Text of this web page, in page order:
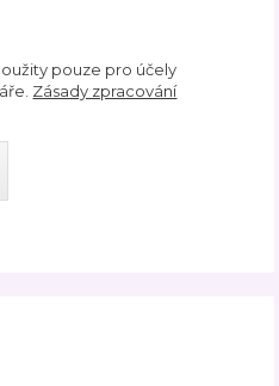
pouze pro účely
Zásady zpracování